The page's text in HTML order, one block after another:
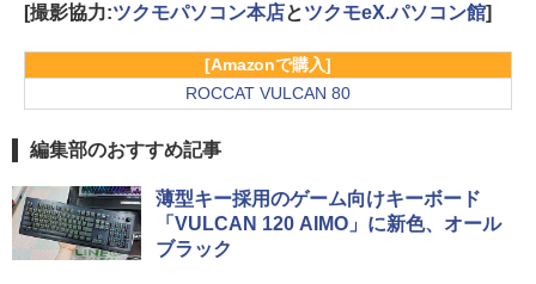
[撮影協力:ツクモパソコン本店とツクモeX.パソコン館]
[Amazonで購入]
ROCCAT VULCAN 80
編集部のおすすめ記事
薄型キー採用のゲーム向けキーボード
「VULCAN 120 AIMO」に新色、オール
ブラック